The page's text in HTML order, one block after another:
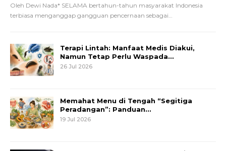
Oleh Dewi Nada* SELAMA bertahun-tahun masyarakat Indonesia
terbiasa menganggap gangguan pencernaan sebagai…
Terapi Lintah: Manfaat Medis Diakui,
Namun Tetap Perlu Waspada…
26 Jul 2026
Memahat Menu di Tengah “Segitiga
Peradangan”: Panduan…
19 Jul 2026